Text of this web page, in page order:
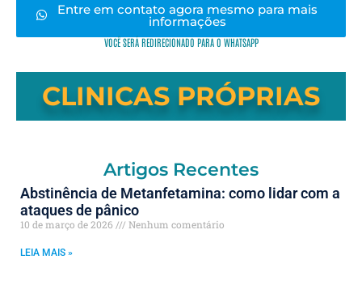
Entre em contato agora mesmo para mais
informações
VOCÊ SERÁ REDIRECIONADO PARA O WHATSAPP
CLINICAS PRÓPRIAS
Artigos Recentes
Abstinência de Metanfetamina: como lidar com a
ataques de pânico
10 de março de 2026 Nenhum comentário
LEIA MAIS »